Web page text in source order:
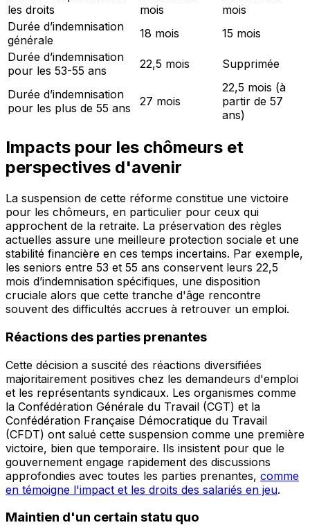
les droits
mois
mois
Durée d’indemnisation
générale
18 mois
15 mois
Durée d’indemnisation
pour les 53-55 ans
22,5 mois Supprimée
Durée d’indemnisation
pour les plus de 55 ans
27 mois
22,5 mois (à
partir de 57
ans)
Impacts pour les chômeurs et
perspectives d'avenir
La suspension de cette réforme constitue une victoire
pour les chômeurs, en particulier pour ceux qui
approchent de la retraite. La préservation des règles
actuelles assure une meilleure protection sociale et une
stabilité financière en ces temps incertains. Par exemple,
les seniors entre 53 et 55 ans conservent leurs 22,5
mois d’indemnisation spécifiques, une disposition
cruciale alors que cette tranche d'âge rencontre
souvent des difficultés accrues à retrouver un emploi.
Réactions des parties prenantes
Cette décision a suscité des réactions diversifiées
majoritairement positives chez les demandeurs d'emploi
et les représentants syndicaux. Les organismes comme
la Confédération Générale du Travail (CGT) et la
Confédération Française Démocratique du Travail
(CFDT) ont salué cette suspension comme une première
victoire, bien que temporaire. Ils insistent pour que le
gouvernement engage rapidement des discussions
approfondies avec toutes les parties prenantes, comme
en témoigne l'impact et les droits des salariés en jeu.
Maintien d'un certain statu quo